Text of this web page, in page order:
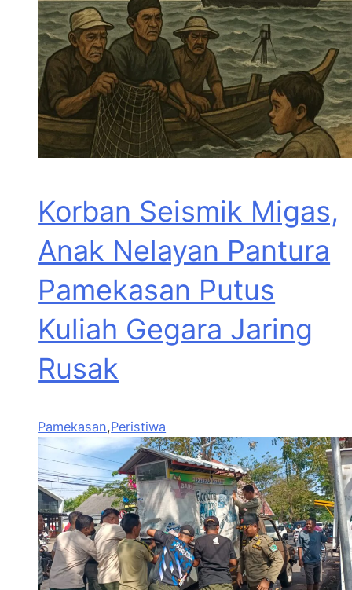
Korban Seismik Migas,
Anak Nelayan Pantura
Pamekasan Putus
Kuliah Gegara Jaring
Rusak
Pamekasan,Peristiwa